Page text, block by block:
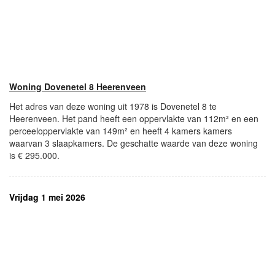
Woning Dovenetel 8 Heerenveen
Het adres van deze woning uit 1978 is Dovenetel 8 te
Heerenveen. Het pand heeft een oppervlakte van 112m² en een
perceeloppervlakte van 149m² en heeft 4 kamers kamers
waarvan 3 slaapkamers. De geschatte waarde van deze woning
is € 295.000.
Vrijdag 1 mei 2026